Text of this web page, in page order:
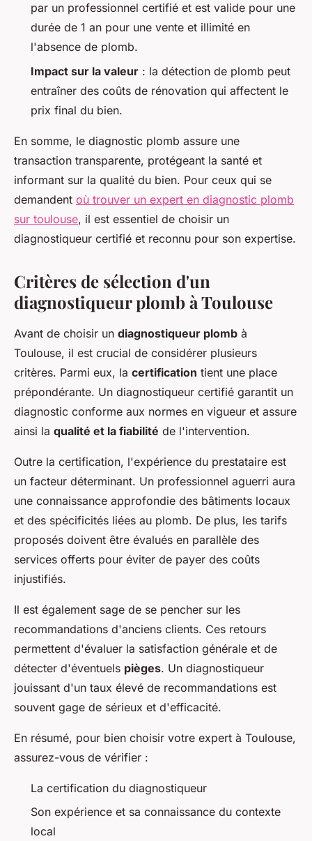
par un professionnel certifié et est valide pour une
durée de 1 an pour une vente et illimité en
l'absence de plomb.
Impact sur la valeur : la détection de plomb peut
entraîner des coûts de rénovation qui affectent le
prix final du bien.
En somme, le diagnostic plomb assure une
transaction transparente, protégeant la santé et
informant sur la qualité du bien. Pour ceux qui se
demandent où trouver un expert en diagnostic plomb
sur toulouse, il est essentiel de choisir un
diagnostiqueur certifié et reconnu pour son expertise.
Critères de sélection d'un
diagnostiqueur plomb à Toulouse
Avant de choisir un diagnostiqueur plomb à
Toulouse, il est crucial de considérer plusieurs
critères. Parmi eux, la certification tient une place
prépondérante. Un diagnostiqueur certifié garantit un
diagnostic conforme aux normes en vigueur et assure
ainsi la qualité et la fiabilité de l'intervention.
Outre la certification, l'expérience du prestataire est
un facteur déterminant. Un professionnel aguerri aura
une connaissance approfondie des bâtiments locaux
et des spécificités liées au plomb. De plus, les tarifs
proposés doivent être évalués en parallèle des
services offerts pour éviter de payer des coûts
injustifiés.
Il est également sage de se pencher sur les
recommandations d'anciens clients. Ces retours
permettent d'évaluer la satisfaction générale et de
détecter d'éventuels pièges. Un diagnostiqueur
jouissant d'un taux élevé de recommandations est
souvent gage de sérieux et d'efficacité.
En résumé, pour bien choisir votre expert à Toulouse,
assurez-vous de vérifier :
La certification du diagnostiqueur
Son expérience et sa connaissance du contexte
local